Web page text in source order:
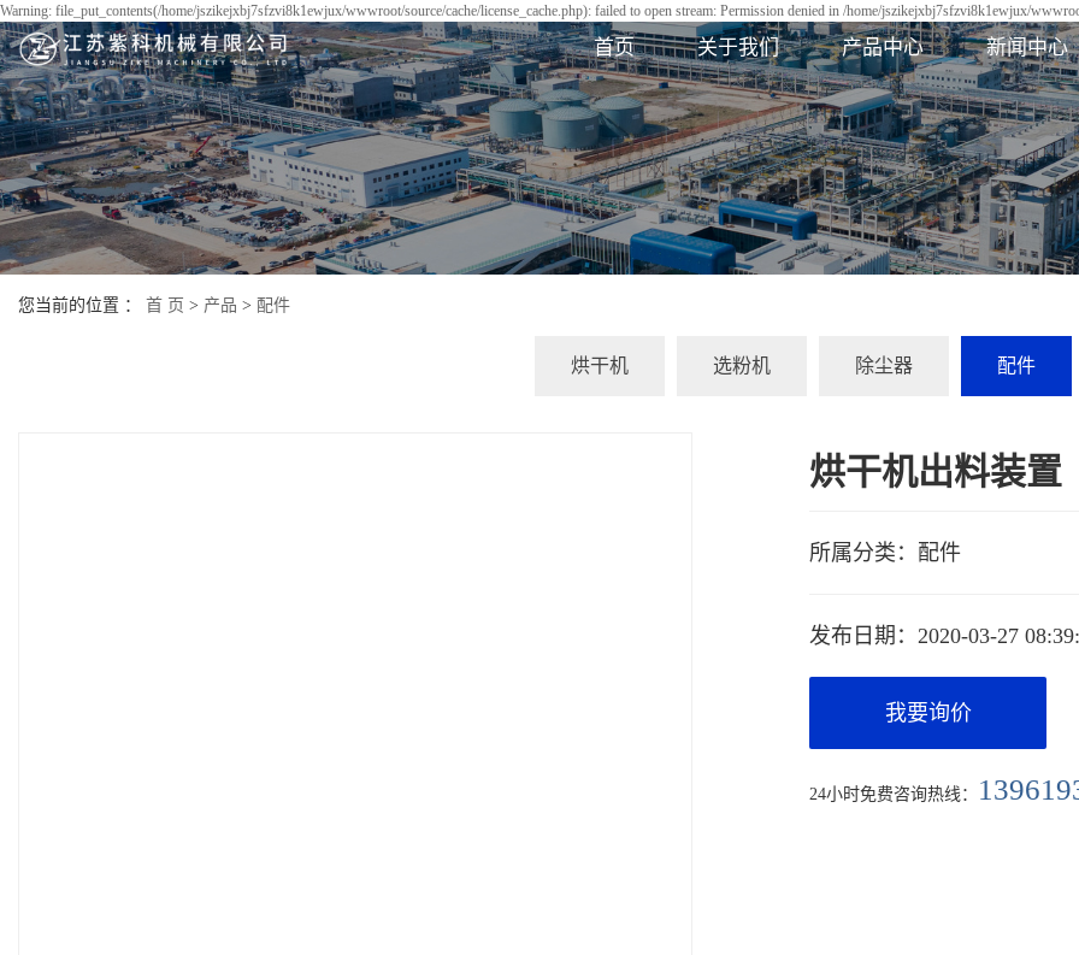
Warning: file_put_contents(/home/jszikejxbj7sfzvi8k1ewjux/wwwroot/source/cache/license_cache.php): failed to open stream: Permission denied in /home/jszikejxbj7sfzvi8k1ewjux/
首页 关于我们 产品中心 新闻中心
您当前的位置 ： 首 页 > 产品 > 配件
烘干机 选粉机 除尘器 配件
烘干机出料装置
所属分类： 配件
发布日期： 2020-03-27
我要询价
24小时免费咨询热线：